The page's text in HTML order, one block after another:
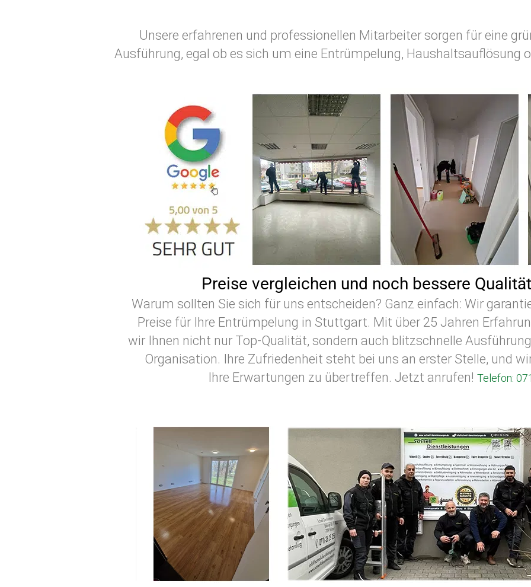
Unsere erfahrenen und professionellen Mitarbeiter sorgen für eine
Ausführung, egal ob es sich um eine Entrümpelung, Haushaltsauflösung
Preise vergleichen und noch bessere
Warum sollten Sie sich für uns entscheiden? Ganz einfach: Wir
Preise für Ihre Entrümpelung in Stuttgart. Mit über 25 Jahren
wir Ihnen nicht nur Top-Qualität, sondern auch blitzschnelle
Organisation. Ihre Zufriedenheit steht bei uns an erster Stelle, und
Ihre Erwartungen zu übertreffen. Jetzt anrufen! Telefon: